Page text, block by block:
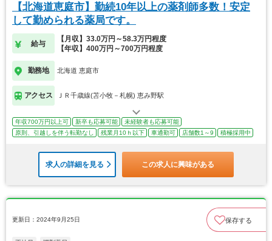
【北海道恵庭市】勤続10年以上の薬剤師多数！安定
して勤められる薬局です。
給与
【月収】33.0万円～58.3万円程度
【年収】400万円～700万円程度
勤務地 北海道 恵庭市
アクセス ＪＲ千歳線(苫小牧－札幌) 恵み野駅
年収700万円以上可 新卒も応募可能
未経験者も応募可能
原則、引越しを伴う転勤なし
残業月10ｈ以下 車通勤可 店舗数1～9 積極採用中
求人の詳細を見る この求人に興味がある
更新日：2024年9月25日 保存する